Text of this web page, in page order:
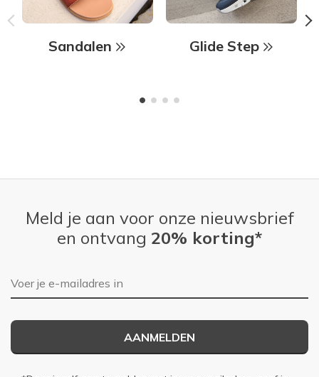
Sandalen Glide Step
Meld je aan voor onze nieuwsbrief
en ontvang 20% korting*
E-mailadres
AANMELDEN